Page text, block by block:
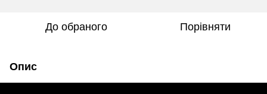
До обраного Порівняти
Опис